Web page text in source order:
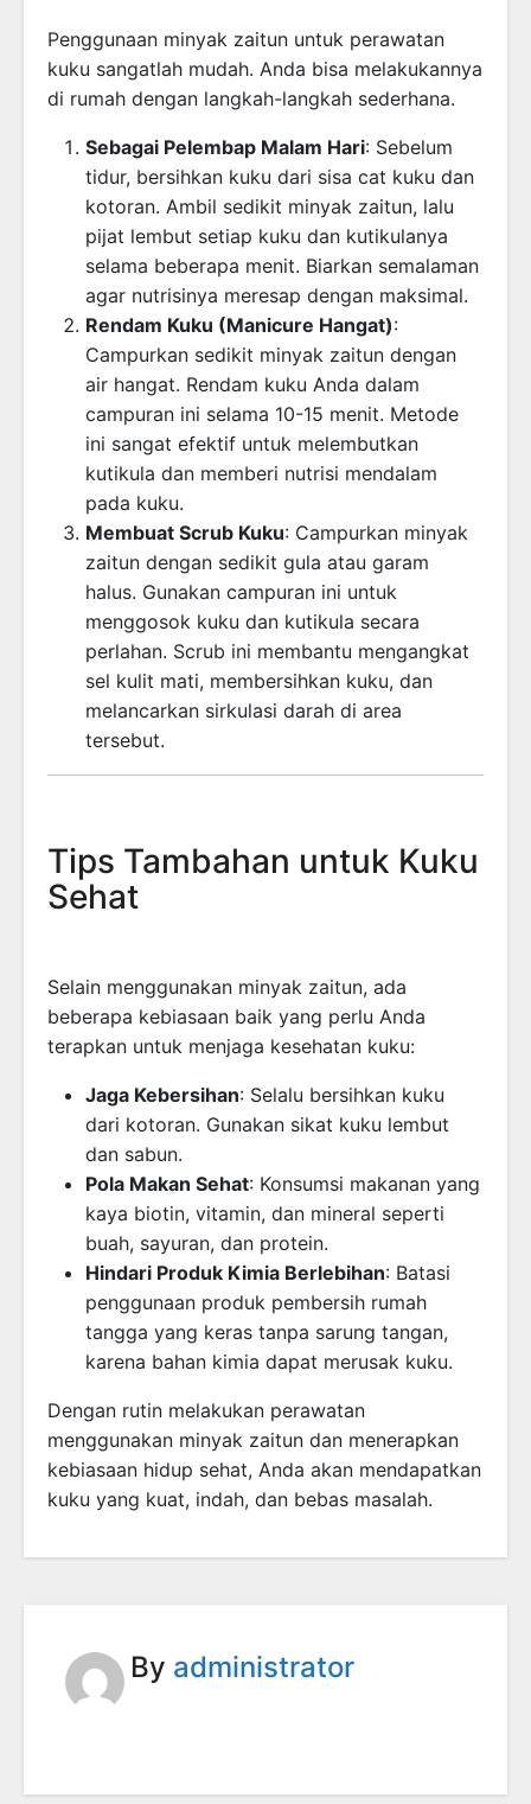
Penggunaan minyak zaitun untuk perawatan
kuku sangatlah mudah. Anda bisa melakukannya
di rumah dengan langkah-langkah sederhana.
Sebagai Pelembap Malam Hari: Sebelum
tidur, bersihkan kuku dari sisa cat kuku dan
kotoran. Ambil sedikit minyak zaitun, lalu
pijat lembut setiap kuku dan kutikulanya
selama beberapa menit. Biarkan semalaman
agar nutrisinya meresap dengan maksimal.
Rendam Kuku (Manicure Hangat):
Campurkan sedikit minyak zaitun dengan
air hangat. Rendam kuku Anda dalam
campuran ini selama 10-15 menit. Metode
ini sangat efektif untuk melembutkan
kutikula dan memberi nutrisi mendalam
pada kuku.
Membuat Scrub Kuku: Campurkan minyak
zaitun dengan sedikit gula atau garam
halus. Gunakan campuran ini untuk
menggosok kuku dan kutikula secara
perlahan. Scrub ini membantu mengangkat
sel kulit mati, membersihkan kuku, dan
melancarkan sirkulasi darah di area
tersebut.
Tips Tambahan untuk Kuku
Sehat
Selain menggunakan minyak zaitun, ada
beberapa kebiasaan baik yang perlu Anda
terapkan untuk menjaga kesehatan kuku:
Jaga Kebersihan: Selalu bersihkan kuku
dari kotoran. Gunakan sikat kuku lembut
dan sabun.
Pola Makan Sehat: Konsumsi makanan yang
kaya biotin, vitamin, dan mineral seperti
buah, sayuran, dan protein.
Hindari Produk Kimia Berlebihan: Batasi
penggunaan produk pembersih rumah
tangga yang keras tanpa sarung tangan,
karena bahan kimia dapat merusak kuku.
Dengan rutin melakukan perawatan
menggunakan minyak zaitun dan menerapkan
kebiasaan hidup sehat, Anda akan mendapatkan
kuku yang kuat, indah, dan bebas masalah.
By administrator